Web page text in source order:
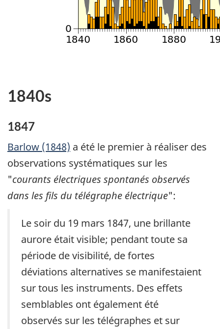
1840s
1847
Barlow (1848) a été le premier à réaliser des
observations systématiques sur les
"courants électriques spontanés observés
dans les fils du télégraphe électrique":
Le soir du 19 mars 1847, une brillante
aurore était visible; pendant toute sa
période de visibilité, de fortes
déviations alternatives se manifestaient
sur tous les instruments. Des effets
semblables ont également été
observés sur les télégraphes et sur